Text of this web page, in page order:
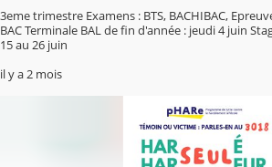
3eme trimestre Examens : BTS, BACHIBAC,
BAC Terminale BAL de fin d'année : jeudi 4 juin
15 au 26 juin
il y a 2 mois